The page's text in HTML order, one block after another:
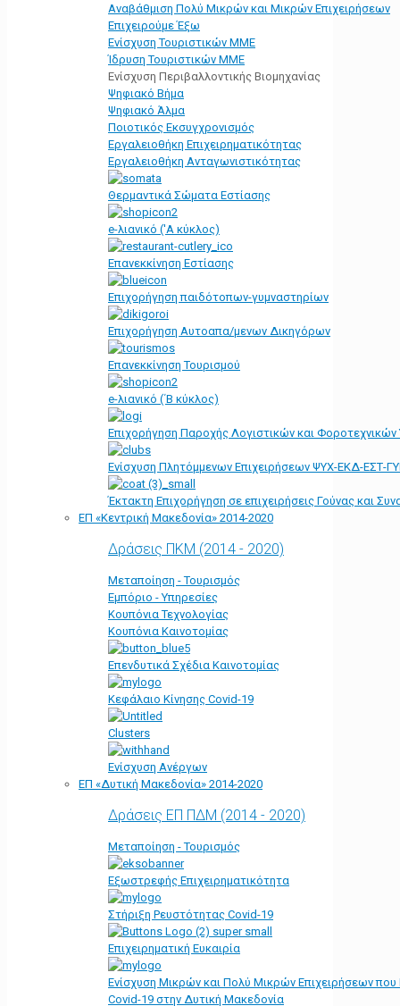
Αναβάθμιση Πολύ Μικρών και Μικρών Επιχειρήσεων
Επιχειρούμε Έξω
Ενίσχυση Τουριστικών ΜΜΕ
Ίδρυση Τουριστικών ΜΜΕ
Ενίσχυση Περιβαλλοντικής Βιομηχανίας
Ψηφιακό Βήμα
Ψηφιακό Άλμα
Ποιοτικός Εκσυγχρονισμός
Εργαλειοθήκη Eπιχειρηματικότητας
Εργαλειοθήκη Ανταγωνιστικότητας
Θερμαντικά Σώματα Εστίασης
e-λιανικό ('Α κύκλος)
Επανεκκίνηση Εστίασης
Επιχορήγηση παιδότοπων-γυμναστηρίων
Επιχορήγηση Αυτοαπα/μενων Δικηγόρων
Επανεκκίνηση Τουρισμού
e-λιανικό (΄Β κύκλος)
Επιχορήγηση Παροχής Λογιστικών και
Ενίσχυση Πλητόμμενων Επιχειρήσεων ΨΥΧ-ΕΚΔ-ΕΣΤ-
Έκτακτη Επιχορήγηση σε επιχειρήσεις Γούνας και
ΕΠ «Kεντρική Μακεδονία» 2014-2020
Δράσεις ΠΚΜ (2014 - 2020)
Μεταποίηση - Τουρισμός
Εμπόριο - Υπηρεσίες
Κουπόνια Τεχνολογίας
Κουπόνια Καινοτομίας
Επενδυτικά Σχέδια Καινοτομίας
Κεφάλαιο Κίνησης Covid-19
Clusters
Ενίσχυση Ανέργων
ΕΠ «Δυτική Μακεδονία» 2014-2020
Δράσεις ΕΠ ΠΔΜ (2014 - 2020)
Μεταποίηση - Τουρισμός
Εξωστρεφής Επιχειρηματικότητα
Στήριξη Ρευστότητας Covid-19
Επιχειρηματική Ευκαιρία
Ενίσχυση Μικρών και Πολύ Μικρών Επιχειρήσεων
Covid-19 στην Δυτική Μακεδονία